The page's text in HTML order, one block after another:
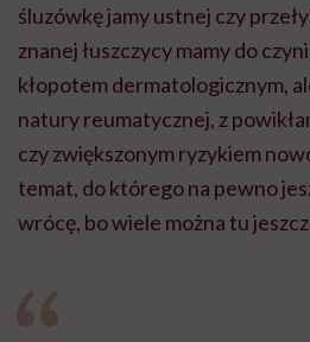
śluzówkę jamy ustnej czy
znanej łuszczycy mamy do
kłopotem dermatologicznym,
natury reumatycznej, z
czy zwiększonym ryzykiem
temat, do którego na pewno
wrócę, bo wiele można tu